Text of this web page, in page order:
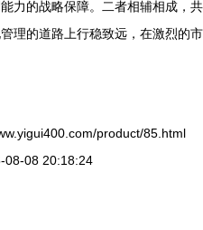
力的战略保障。二者相辅相成，共
理的道路上行稳致远，在激烈的市
product/85.html
08-08 20:18:24